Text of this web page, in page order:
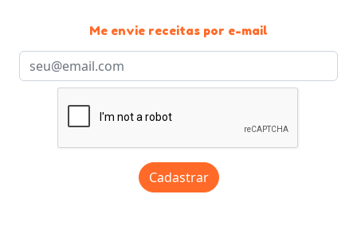
Me envie receitas por e-mail
Cadastrar